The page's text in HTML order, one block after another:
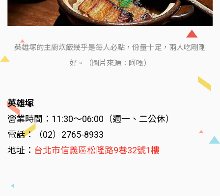
英雄塚的主廚炊飯幾乎是每人必點，份量十足，兩人吃剛剛
好。（圖片來源：阿嘎）
英雄塚
營業時間：11:30～06:00（週一、二公休）
電話：（02）2765-8933
地址： 台北市信義區松隆路9巷32號1樓